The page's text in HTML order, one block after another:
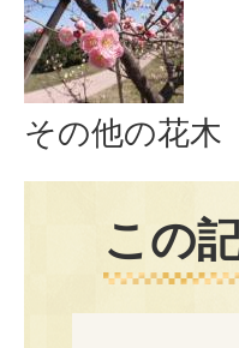
その他の花木
この